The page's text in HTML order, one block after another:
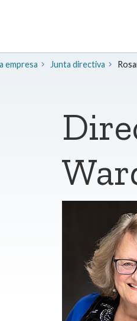
empresa Junta directiva